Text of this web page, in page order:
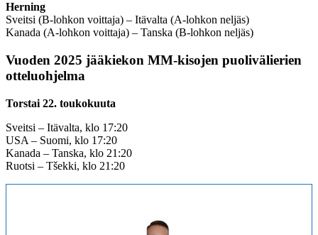
Herning
Sveitsi (B-lohkon voittaja) – Itävalta (A-lohkon neljäs)
Kanada (A-lohkon voittaja) – Tanska (B-lohkon neljäs)
Vuoden 2025 jääkiekon MM-kisojen puolivälierien
otteluohjelma
Torstai 22. toukokuuta
Sveitsi – Itävalta, klo 17:20
USA – Suomi, klo 17:20
Kanada – Tanska, klo 21:20
Ruotsi – Tšekki, klo 21:20